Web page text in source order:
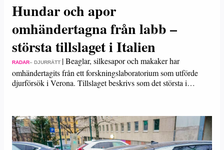
Hundar och apor
omhändertagna från labb –
största tillslaget i Italien
RADAR– DJURRÄTT |Beaglar, silkesapor och makaker har
omhändertagits från ett forskningslaboratorium som utförde
djurförsök i Verona. Tillslaget beskrivs som det största i…